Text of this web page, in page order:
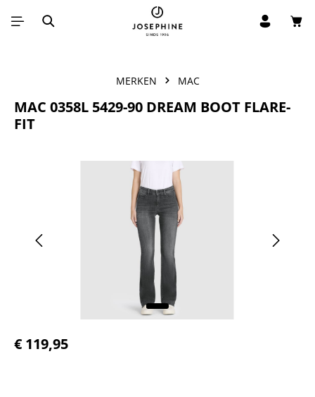
Ga naar de hoofdinhoud
MERKEN MAC
MAC 0358L 5429-90 DREAM BOOT FLARE-
FIT
Afbeeldingengalerij overslaan
Normale prijs:
€ 119,95